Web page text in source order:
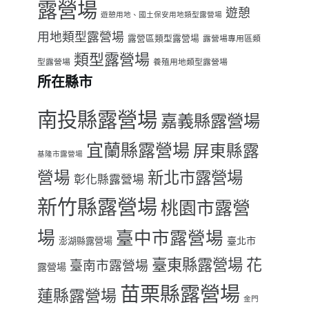
露營場 遊憩用地、國土保安用地類型露營場 遊憩
用地類型露營場 露營區類型露營場 露營場專用區類
型露營場 類型露營場 養殖用地類型露營場
所在縣市
南投縣露營場 嘉義縣露營場
基隆市露營場 宜蘭縣露營場 屏東縣露
營場 彰化縣露營場 新北市露營場
新竹縣露營場 桃園市露營
場 澎湖縣露營場 臺中市露營場 臺北市
露營場 臺南市露營場 臺東縣露營場 花
蓮縣露營場 苗栗縣露營場 金門